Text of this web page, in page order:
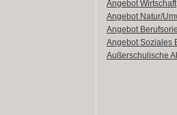
Angebot Wirtschaft
Angebot Natur/
Angebot
Angebot Soziales
Außerschulische